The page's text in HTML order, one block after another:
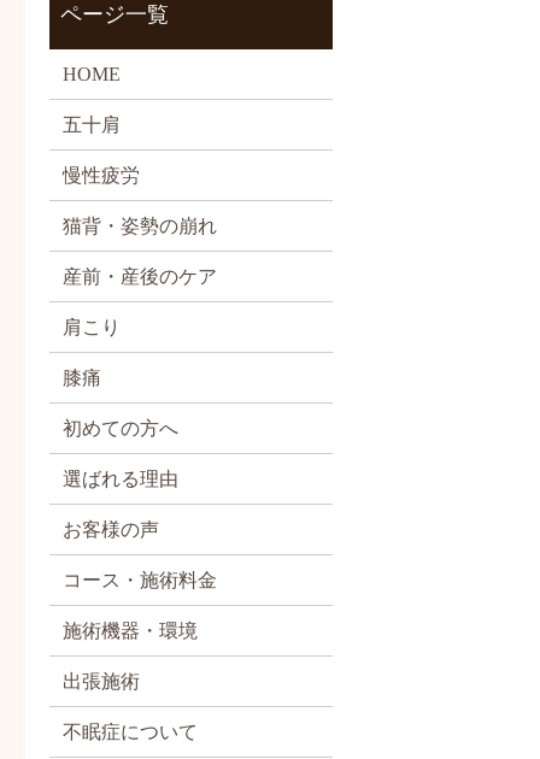
ページ一覧
HOME
五十肩
慢性疲労
猫背・姿勢の崩れ
産前・産後のケア
肩こり
膝痛
初めての方へ
選ばれる理由
お客様の声
コース・施術料金
施術機器・環境
出張施術
不眠症について